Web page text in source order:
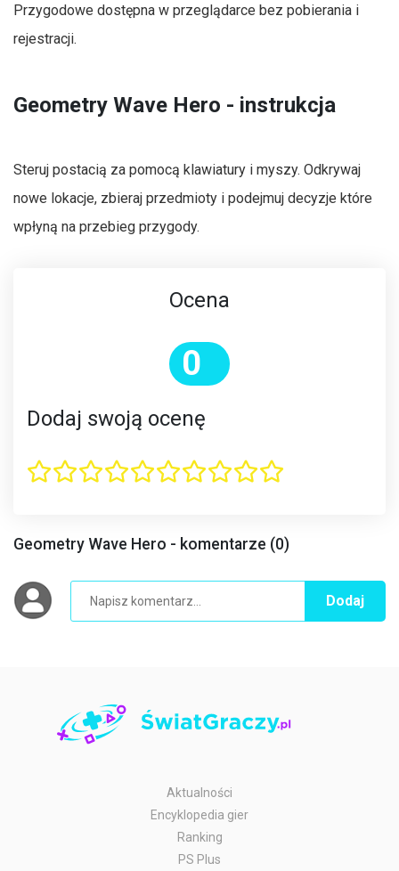
Przygodowe dostępna w przeglądarce bez pobierania i
rejestracji.
Geometry Wave Hero - instrukcja
Steruj postacią za pomocą klawiatury i myszy. Odkrywaj
nowe lokacje, zbieraj przedmioty i podejmuj decyzje które
wpłyną na przebieg przygody.
Ocena
0
Dodaj swoją ocenę
Geometry Wave Hero - komentarze (0)
Dodaj
Aktualności
Encyklopedia gier
Ranking
PS Plus